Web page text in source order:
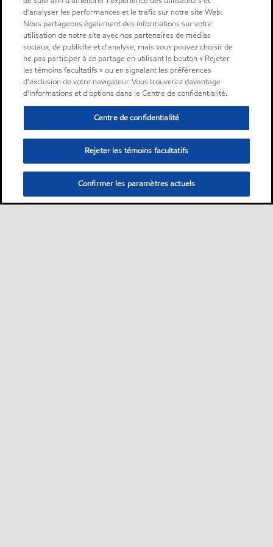
d'analyser les performances et le trafic sur notre site Web.
Nous partageons également des informations sur votre
utilisation de notre site avec nos partenaires de médias
sociaux, de publicité et d'analyse, mais vous pouvez choisir de
ne pas participer à ce partage en utilisant le bouton « Rejeter
les témoins facultatifs » ou en signalant les préférences
d'exclusion de votre navigateur. Vous trouverez davantage
d'informations et d'options dans le Centre de confidentialité.
Centre de confidentialité
Rejeter les témoins facultatifs
Confirmer les paramètres actuels